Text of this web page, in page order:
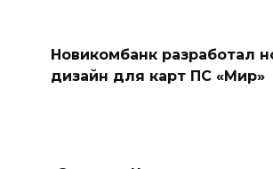
Новикомбанк разработал
дизайн для карт ПС «Мир»